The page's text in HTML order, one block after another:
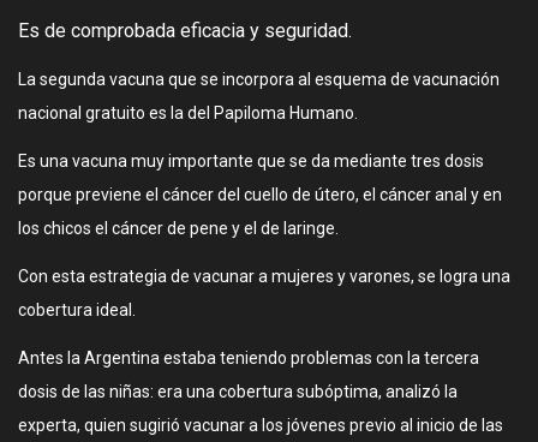
Es de comprobada eficacia y seguridad.
La segunda vacuna que se incorpora al esquema de vacunación
nacional gratuito es la del Papiloma Humano.
Es una vacuna muy importante que se da mediante tres dosis
porque previene el cáncer del cuello de útero, el cáncer anal y en
los chicos el cáncer de pene y el de laringe.
Con esta estrategia de vacunar a mujeres y varones, se logra una
cobertura ideal.
Antes la Argentina estaba teniendo problemas con la tercera
dosis de las niñas: era una cobertura subóptima, analizó la
experta, quien sugirió vacunar a los jóvenes previo al inicio de las